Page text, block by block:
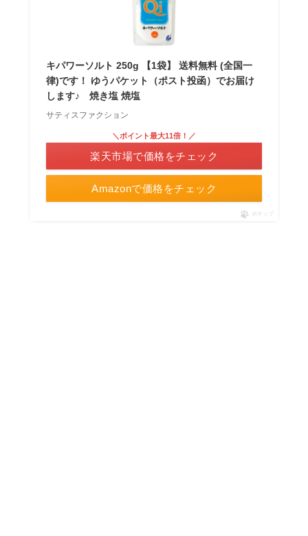
キパワーソルト 250g 【1袋】 送料無料 (全国一
律)です！ ゆうパケット（ポスト投函）でお届け
します♪ 焼き塩 焼塩
サティスファクション
Amazonで価格をチェック
＼ポイント最大11倍！／
楽天市場で価格をチェック
ポチップ